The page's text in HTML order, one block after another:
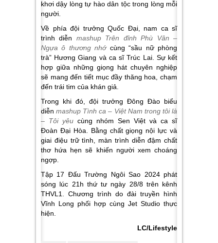
khơi dậy lòng tự hào dân tộc trong lòng mỗi
người.
Về phía đội trưởng Quốc Đại, nam ca sĩ
trình diễn mashup Trên đỉnh Phù Vân –
Ngựa ô thương nhớ cùng “sầu nữ phòng
trà” Hương Giang và ca sĩ Trúc Lai. Sự kết
hợp giữa những giọng hát chuyên nghiệp
sẽ mang đến tiết mục đầy thăng hoa, chạm
đến trái tim của khán giả.
Trong khi đó, đội trưởng Đông Đào biểu
diễnmashup Tình ca – Việt Nam trong tôi là
– Tôi yêu cùng nhóm Sen Việt và ca sĩ
Đoàn Đại Hòa. Bằng chất giọng nội lực và
giai điệu trữ tình, màn trình diễn đậm chất
thơ hứa hẹn sẽ khiến người xem choáng
ngợp.
Tập 17 Đấu Trường Ngôi Sao 2024 phát
sóng lúc 21h thứ tư ngày 28/8 trên kênh
THVL1. Chương trình do đài truyền hình
Vĩnh Long phối hợp cùng Jet Studio thực
hiện.
LC/Lifestyle